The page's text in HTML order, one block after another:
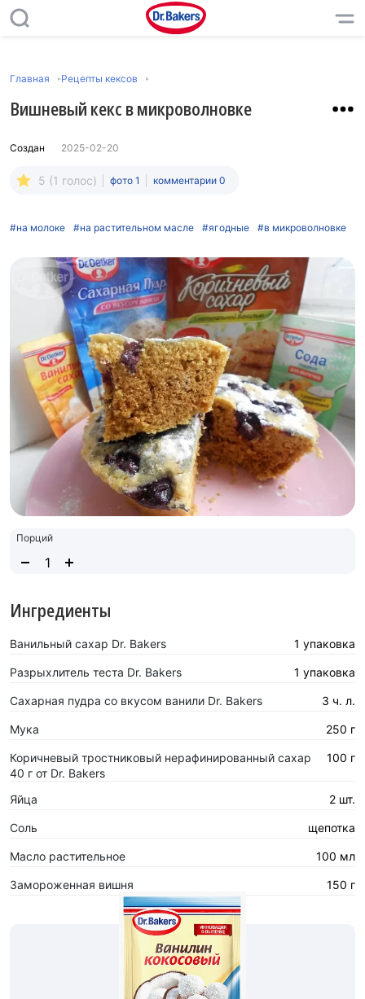
Главная Рецепты кексов
Вишневый кекс в микроволновке
Создан 2025-02-20
5 (1 голос) фото 1 комментарии 0
#на молоке #на растительном масле #ягодные #в микроволновке
Порций
Ингредиенты
Ванильный сахар Dr. Bakers 1 упаковка
Разрыхлитель теста Dr. Bakers 1 упаковка
Сахарная пудра со вкусом ванили Dr. Bakers 3 ч. л.
Мука 250 г
Коричневый тростниковый нерафинированный сахар
40 г от Dr. Bakers
100 г
Яйца 2 шт.
Соль щепотка
Масло растительное 100 мл
Замороженная вишня 150 г